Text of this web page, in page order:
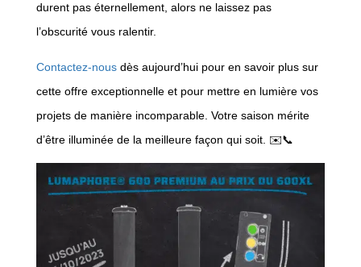
durent pas éternellement, alors ne laissez pas
l’obscurité vous ralentir.
Contactez-nousdès aujourd’hui pour en savoir plus sur
cette offre exceptionnelle et pour mettre en lumière vos
projets de manière incomparable. Votre saison mérite
d’être illuminée de la meilleure façon qui soit. ✉️📞